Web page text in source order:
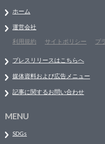
ホーム
運営会社
利用規約
サイトポリシー プ
プレスリリースはこちらへ
媒体資料および広告メニュー
記事に関するお問い合わせ
MENU
SDGs